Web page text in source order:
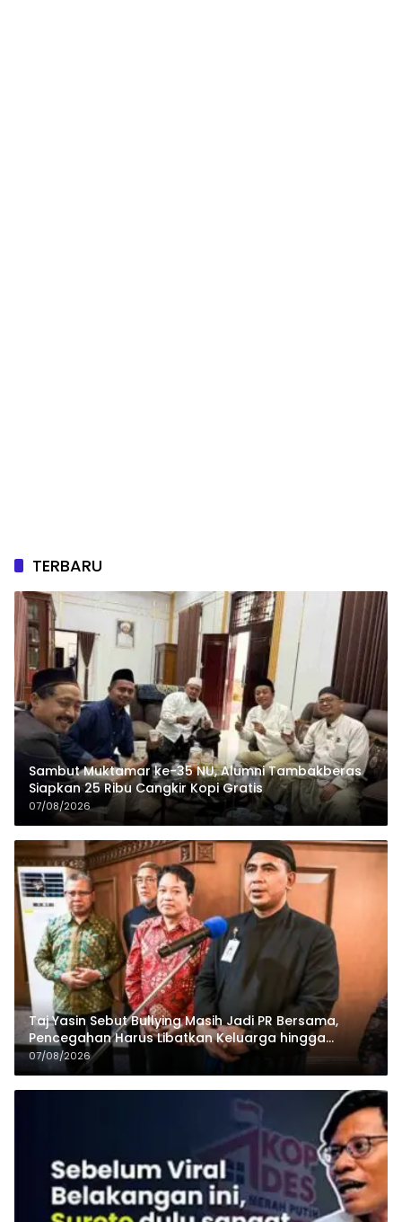
TERBARU
Sambut Muktamar ke-35 NU, Alumni Tambakberas
Siapkan 25 Ribu Cangkir Kopi Gratis
07/08/2026
Taj Yasin Sebut Bullying Masih Jadi PR Bersama,
Pencegahan Harus Libatkan Keluarga hingga
Pesantren
07/08/2026